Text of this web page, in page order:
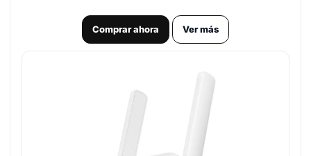
Comprar ahora Ver más